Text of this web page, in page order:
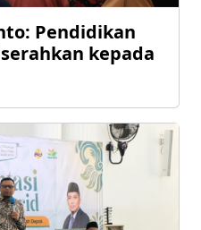
Pendidikan
kepada